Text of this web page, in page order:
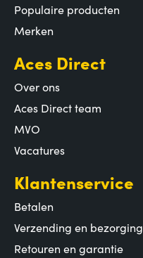
Populaire producten
Merken
Aces Direct
Over ons
Aces Direct team
MVO
Vacatures
Klantenservice
Betalen
Verzending en bezorging
Retouren en garantie